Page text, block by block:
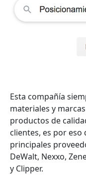
Esta compañía
materiales y
productos de
clientes, es por eso
principales
DeWalt, Nexxo,
y Clipper.